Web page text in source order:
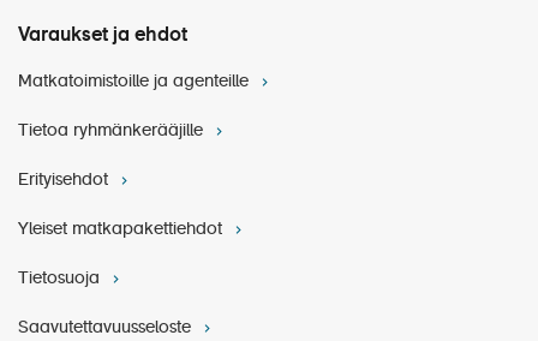
Varaukset ja ehdot
Matkatoimistoille ja agenteille
Tietoa ryhmänkerääjille
Erityisehdot
Yleiset matkapakettiehdot
Tietosuoja
Saavutettavuusseloste